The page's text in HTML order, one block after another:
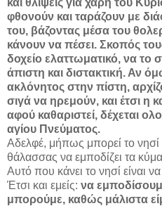
φθονούν και ταράζουν με
του, βάζοντας μέσα του
κάνουν να πέσει. Σκοπός
δοχείο ελαττωματικό, να
άπιστη και διστακτική. Αν
ακλόνητος στην πίστη,
σιγά να ηρεμούν, και έτσι η
αφού καθαριστεί, δέχεται
αγίου Πνεύματος.
Αδελφέ, μήπως μπορεί το νησί
θάλασσας να εμποδίζει τα
Αυτό που κάνει το νησί είναι
Έτσι και εμείς: να
μπορούμε, καθώς μάλιστα